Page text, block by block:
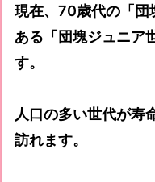
現在、70歳代の「団
ある「団塊ジュニア
す。
人口の多い世代が寿
訪れます。